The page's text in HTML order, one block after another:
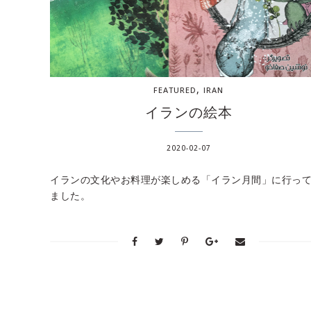
FEATURED ,IRAN
イランの絵本
2020-02-07
イランの文化やお料理が楽しめる「イラン月間」に行っ
ました。